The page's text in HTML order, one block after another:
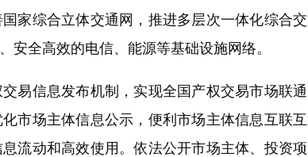
家综合立体交通网，推进多层次一体化综合
安全高效的电信、能源等基础设施网络。
信息发布机制，实现全国产权交易市场联
市场主体信息公示，便利市场主体信息互联
流动和高效使用。依法公开市场主体、投资